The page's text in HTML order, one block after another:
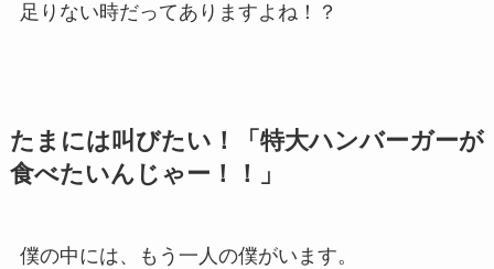
足りない時だってありますよね！？
たまには叫びたい！「特大ハンバーガーが
食べたいんじゃー！！」
僕の中には、もう一人の僕がいます。